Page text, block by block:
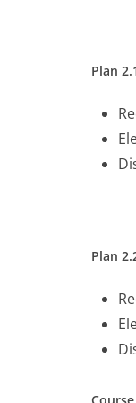
Plan
Plan